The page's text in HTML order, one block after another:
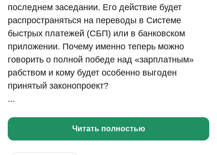
последнем заседании. Его действие будет
распространяться на переводы в Системе
быстрых платежей (СБП) или в банковском
приложении. Почему именно теперь можно
говорить о полной победе над «зарплатным»
рабством и кому будет особенно выгоден
принятый законопроект?
...
Читать полностью